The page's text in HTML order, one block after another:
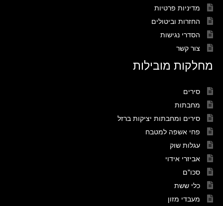
מדיניות פרטיות
החזרות וביטולים
הסדרי נגישות
צור קשר
מחלקות מובילות
סירים
מחבתות
סירים ומחבתות יציקות ברזל
פחי אשפה למטבח
עגלות שוק
אביזרי אידוי
סכו"ם
כלי ששת
מעבדי מזון